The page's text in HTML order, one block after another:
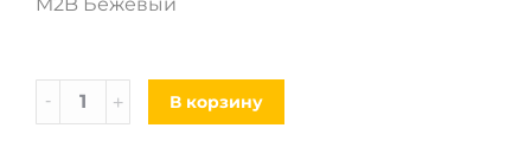
Бампер
передний
В корзину